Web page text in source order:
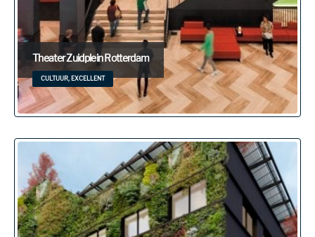
Theater Zuidplein Rotterdam
CULTUUR, EXCELLENT